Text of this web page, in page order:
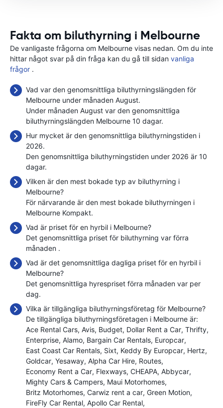
Fakta om biluthyrning i Melbourne
De vanligaste frågorna om Melbourne visas nedan. Om du inte
hittar något svar på din fråga kan du gå till sidan vanliga
frågor .
Vad var den genomsnittliga biluthyrningslängden för
Melbourne under månaden August.
Under månaden August var den genomsnittliga
biluthyrningslängden Melbourne 10 dagar.
Hur mycket är den genomsnittliga biluthyrningstiden i
2026.
Den genomsnittliga biluthyrningstiden under 2026 är 10
dagar.
Vilken är den mest bokade typ av biluthyrning i
Melbourne?
För närvarande är den mest bokade biluthyrningen i
Melbourne Kompakt.
Vad är priset för en hyrbil i Melbourne?
Det genomsnittliga priset för biluthyrning var förra
månaden .
Vad är det genomsnittliga dagliga priset för en hyrbil i
Melbourne?
Det genomsnittliga hyrespriset förra månaden var per
dag.
Vilka är tillgängliga biluthyrningsföretag för Melbourne?
De tillgängliga biluthyrningsföretagen i Melbourne är:
Ace Rental Cars Avis Budget Dollar Rent a Car Thrifty
Enterprise Alamo Bargain Car Rentals Europcar
East Coast Car Rentals Sixt Keddy By Europcar Hertz
Goldcar Yesaway Alpha Car Hire Routes
Economy Rent a Car Flexways CHEAPA Abbycar
Mighty Cars & Campers Maui Motorhomes
Britz Motorhomes Carwiz rent a car Green Motion
FireFly Car Rental Apollo Car Rental